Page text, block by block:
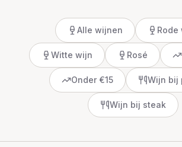
Alle wijnen Rode
Witte wijn Rosé
Onder €15 Wijn bij
Wijn bij steak